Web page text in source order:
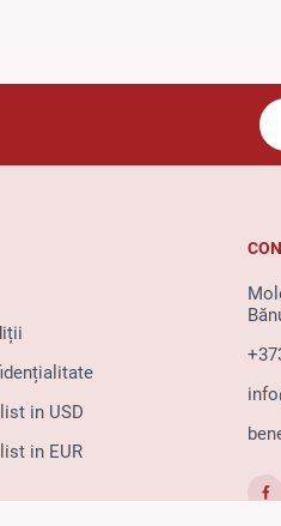
in USD
in EUR